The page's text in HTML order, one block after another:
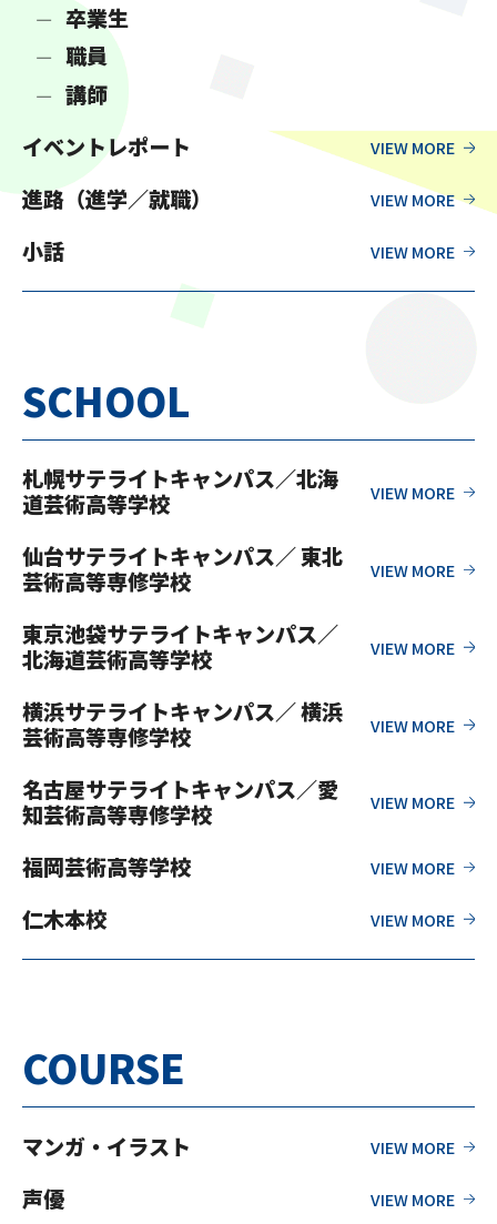
卒業生
職員
講師
イベントレポート
進路（進学／就職）
小話
SCHOOL
札幌サテライトキャンパス／北海
道芸術高等学校
仙台サテライトキャンパス／ 東北
芸術高等専修学校
東京池袋サテライトキャンパス／
北海道芸術高等学校
横浜サテライトキャンパス／ 横浜
芸術高等専修学校
名古屋サテライトキャンパス／愛
知芸術高等専修学校
福岡芸術高等学校
仁木本校
COURSE
マンガ・イラスト
声優